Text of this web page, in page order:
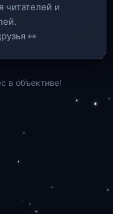
читателей и
👀
в объективе!